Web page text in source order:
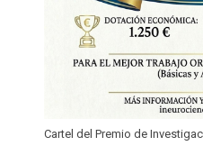
Cartel del Premio de